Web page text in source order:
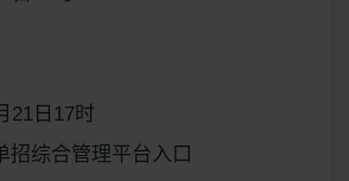
21日17时
综合管理平台入口